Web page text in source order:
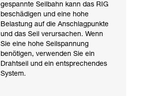
gespannte Seilbahn kann das RIG
beschädigen und eine hohe
Belastung auf die Anschlagpunkte
und das Seil verursachen. Wenn
Sie eine hohe Seilspannung
benötigen, verwenden Sie ein
Drahtseil und ein entsprechendes
System.